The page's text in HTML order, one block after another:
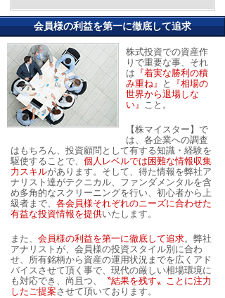
会員様の利益を第一に徹底して追求
株式投資での資産作
りで重要な事、それ
は 『着実な勝利の積
み重ね』
と
『相場の
世界から退場しな
い』 こと。
【株マイスター】で
は、各企業への調査
はもちろん、投資顧問として有する知識・経験を
駆使することで、 個人レベルでは困難な情報収集
力スキルがあります。そして、得た情報を弊社ア
ナリスト達がテクニカル、ファンダメンタルを含
め多角的なスクリーニングを行い、初心者から上
級者まで、 各会員様それぞれのニーズに合わせた
有益な投資情報を提供いたします。
また、 会員様の利益を第一に徹底して追求。弊社
アナリストが、会員様の投資スタイル別に合わ
せ、所有銘柄から資産の運用状況までを広くアド
バイスさせて頂く事で、現代の厳しい相場環境に
も対応でき、尚且つ、
〝結果を残す〟ことに注力
したご提案させて頂いております。